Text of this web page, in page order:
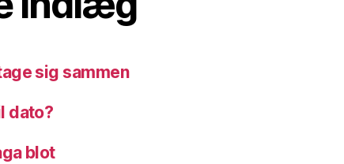
sig sammen
dato?
blot